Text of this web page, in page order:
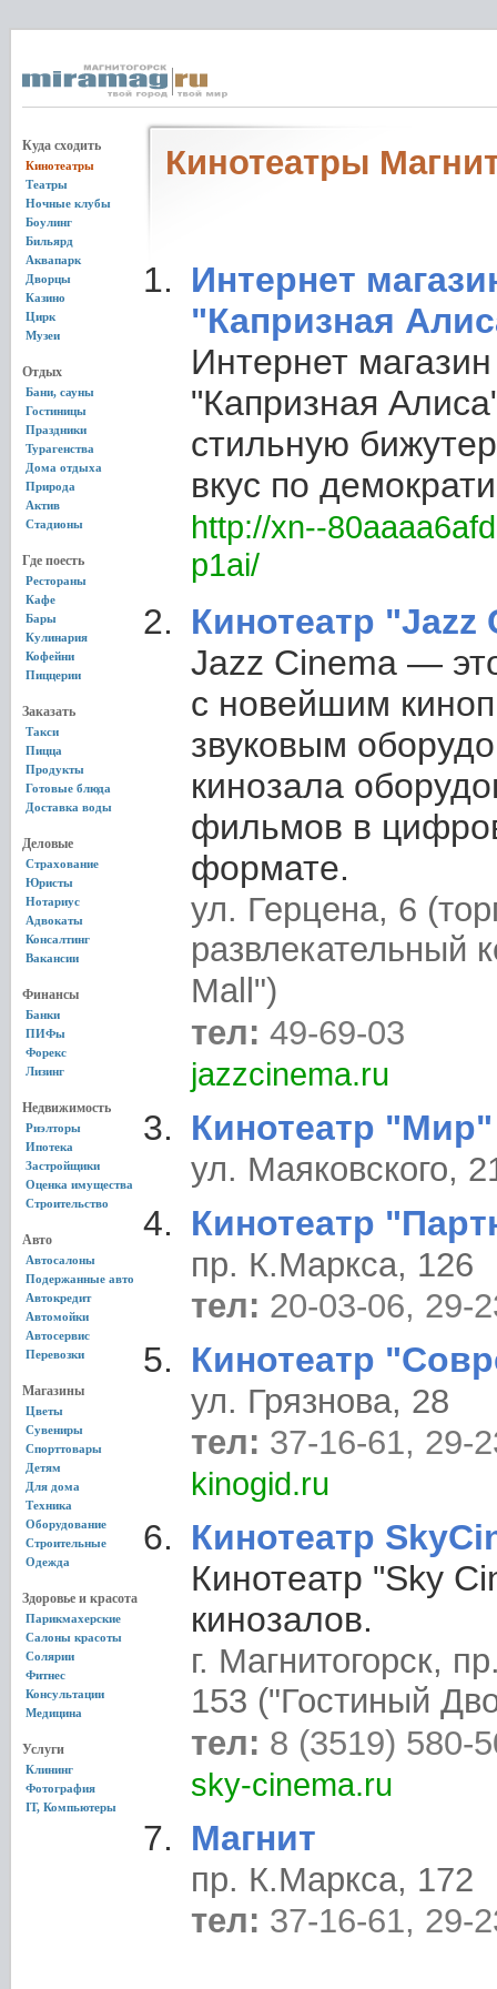
Куда сходить
Кинотеатры
Театры
Ночные клубы
Боулинг
Бильярд
Аквапарк
Дворцы
Казино
Цирк
Музеи
Отдых
Бани, сауны
Гостиницы
Праздники
Турагенства
Дома отдыха
Природа
Актив
Стадионы
Где поесть
Рестораны
Кафе
Бары
Кулинария
Кофейни
Пиццерии
Заказать
Такси
Пицца
Продукты
Готовые блюда
Доставка воды
Деловые
Страхование
Юристы
Нотариус
Адвокаты
Консалтинг
Вакансии
Финансы
Банки
ПИФы
Форекс
Лизинг
Недвижимость
Риэлторы
Ипотека
Застройщики
Оценка имущества
Строительство
Авто
Автосалоны
Подержанные авто
Автокредит
Автомойки
Автосервис
Перевозки
Магазины
Цветы
Сувениры
Спорттовары
Детям
Для дома
Техника
Оборудование
Строительные
Одежда
Здоровье и красота
Парикмахерские
Салоны красоты
Солярии
Фитнес
Консультации
Медицина
Услуги
Клининг
Фотография
IT, Компьютеры
Кинотеатры
Интернет
"Капризная
Интернет
"Капризная
стильную
вкус по
http://xn--
p1ai/
Кинотеатр "Jazz
Jazz Cinema —
с новейшим
звуковым
кинозала
фильмов в
формате.
ул. Герцена, 6
развлекательный
Мall")
тел: 49-69-03
jazzcinema.ru
Кинотеатр "Мир"
ул. Маяковского,
Кинотеатр
пр. К.Маркса, 126
тел: 20-03-06, 29-
Кинотеатр
ул. Грязнова, 28
тел: 37-16-61, 29-
kinogid.ru
Кинотеатр
Кинотеатр "Sky
кинозалов.
г. Магнитогорск,
153 ("Гостиный
тел: 8 (3519) 580-
sky-cinema.ru
Магнит
пр. К.Маркса, 172
тел: 37-16-61, 29-